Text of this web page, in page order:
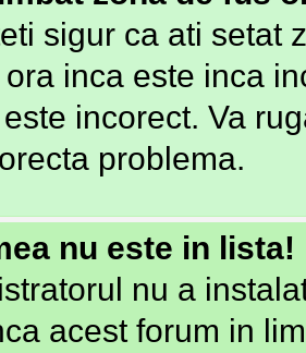
sigur ca ati setat
inca este inca
incorect. Va
problema.
nu este in lista!
nu a
acest forum in